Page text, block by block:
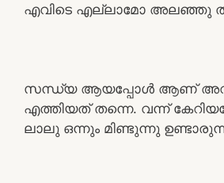
എവിടെ എല്ലാമോ അലഞ്ഞു
സന്ധ്യ ആയപ്പോൾ ആണ് അവൻ
എത്തിയത് തന്നെ. വന്ന്
ലാലു ഒന്നും മിണ്ടുന്നു